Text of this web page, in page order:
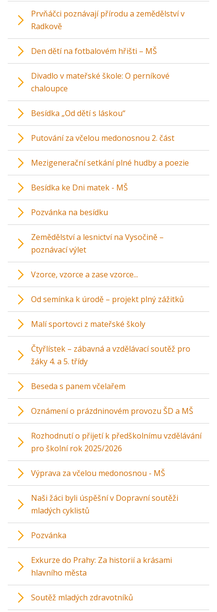
Prvňáčci poznávají přírodu a zemědělství v
Radkově
Den dětí na fotbalovém hřišti – MŠ
Divadlo v mateřské škole: O perníkové
chaloupce
Besídka „Od dětí s láskou“
Putování za včelou medonosnou 2. část
Mezigenerační setkání plné hudby a poezie
Besídka ke Dni matek - MŠ
Pozvánka na besídku
Zemědělství a lesnictví na Vysočině –
poznávací výlet
Vzorce, vzorce a zase vzorce...
Od semínka k úrodě – projekt plný zážitků
Malí sportovci z mateřské školy
Čtyřlístek – zábavná a vzdělávací soutěž pro
žáky 4. a 5. třídy
Beseda s panem včelařem
Oznámení o prázdninovém provozu ŠD a MŠ
Rozhodnutí o přijetí k předškolnímu vzdělávání
pro školní rok 2025/2026
Výprava za včelou medonosnou - MŠ
Naši žáci byli úspěšní v Dopravní soutěži
mladých cyklistů
Pozvánka
Exkurze do Prahy: Za historií a krásami
hlavního města
Soutěž mladých zdravotníků